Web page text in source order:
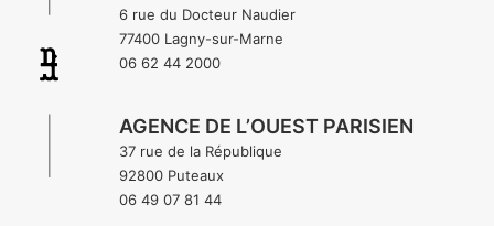
6 rue du Docteur Naudier
77400 Lagny-sur-Marne
06 62 44 2000
AGENCE DE L’OUEST PARISIEN
37 rue de la République
92800 Puteaux
06 49 07 81 44